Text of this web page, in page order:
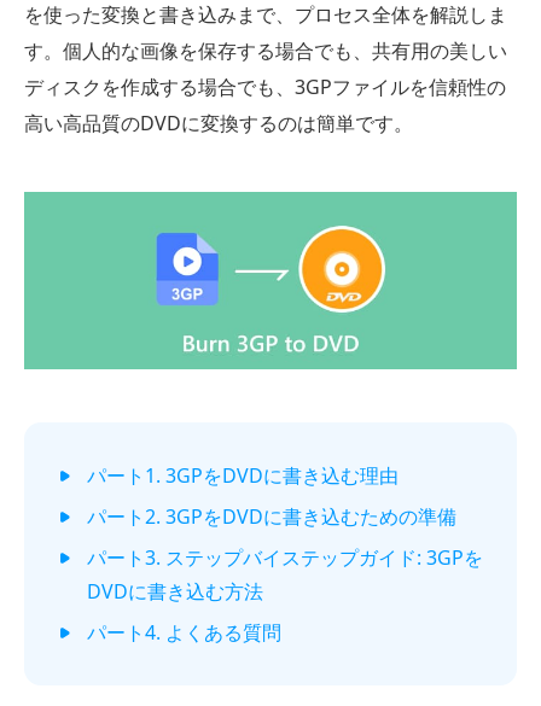
を使った変換と書き込みまで、プロセス全体を解説しま
す。個人的な画像を保存する場合でも、共有用の美しい
ディスクを作成する場合でも、3GPファイルを信頼性の
高い高品質のDVDに変換するのは簡単です。
パート1. 3GPをDVDに書き込む理由
パート2. 3GPをDVDに書き込むための準備
パート3. ステップバイステップガイド: 3GPを
DVDに書き込む方法
パート4. よくある質問